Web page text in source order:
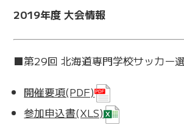
2019年度 大会情報
■第29回 北海道専門学校サッカー
開催要項(PDF)
参加申込書(XLS)